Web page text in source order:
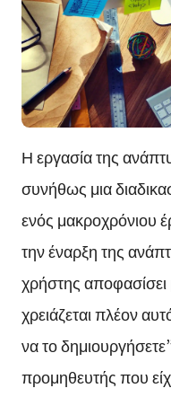
Η εργασία της
συνήθως μια
ενός μακροχρόνιου
την έναρξη της
χρήστης
χρειάζεται πλέον
να το
προμηθευτής που